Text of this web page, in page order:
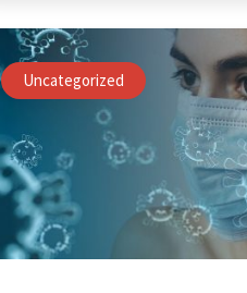
Uncategorized